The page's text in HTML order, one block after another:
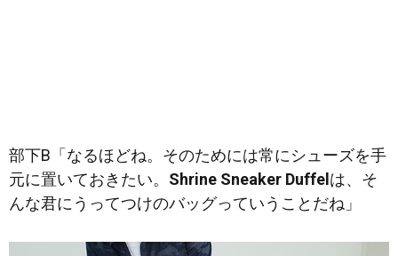
部下B「なるほどね。そのためには常にシューズを手
元に置いておきたい。 Shrine Sneaker Duffel は、そ
んな君にうってつけのバッグっていうことだね」